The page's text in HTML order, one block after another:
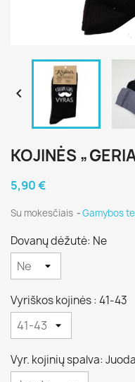

KOJINĖS
5,90 €
Su mokesčiais Gamybos
Dovanų dėžutė: Ne
Vyriškos kojinės : 41-43
Vyr. kojinių spalva: Juoda